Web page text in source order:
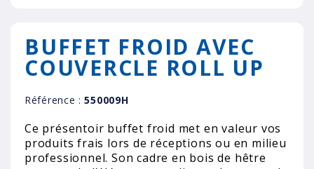
BUFFET FROID AVEC
COUVERCLE ROLL UP
Référence : 550009H
Ce présentoir buffet froid met en valeur vos
produits frais lors de réceptions ou en milieu
professionnel. Son cadre en bois de hêtre